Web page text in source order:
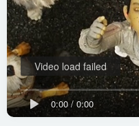
0:00/ 0:00
Video load failed